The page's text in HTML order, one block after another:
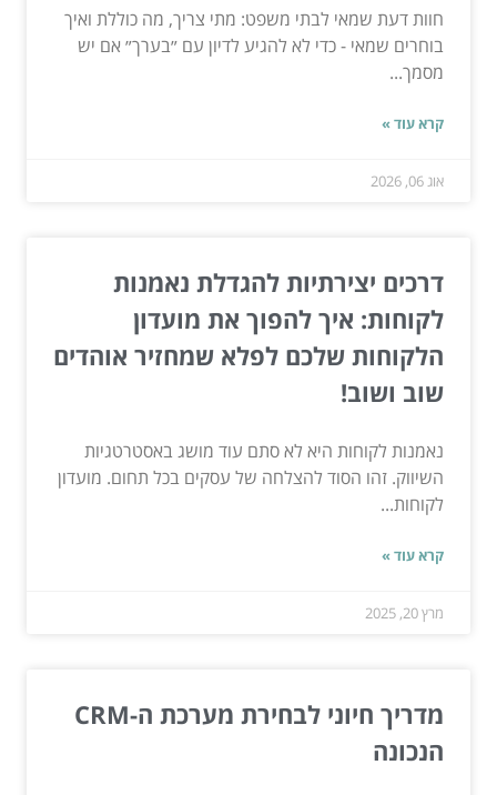
חוות דעת שמאי לבתי משפט: מתי צריך, מה כוללת ואיך
בוחרים שמאי - כדי לא להגיע לדיון עם ״בערך״ אם יש
מסמך...
קרא עוד »
אוג 06, 2026
דרכים יצירתיות להגדלת נאמנות
לקוחות: איך להפוך את מועדון
הלקוחות שלכם לפלא שמחזיר אוהדים
שוב ושוב!
נאמנות לקוחות היא לא סתם עוד מושג באסטרטגיות
השיווק. זהו הסוד להצלחה של עסקים בכל תחום. מועדון
לקוחות...
קרא עוד »
מרץ 20, 2025
מדריך חיוני לבחירת מערכת ה-CRM
הנכונה